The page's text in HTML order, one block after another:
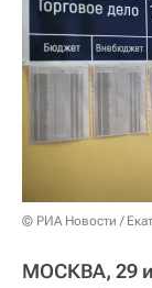
© РИА Новости /
МОСКВА, 29